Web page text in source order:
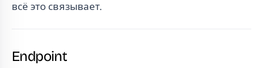
всё это связывает.
Endpoint